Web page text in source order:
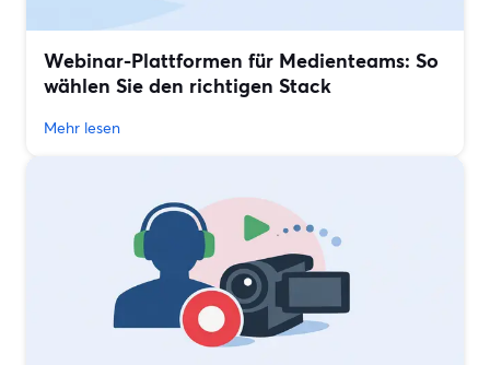
Webinar-Plattformen für Medienteams: So
wählen Sie den richtigen Stack
Mehr lesen